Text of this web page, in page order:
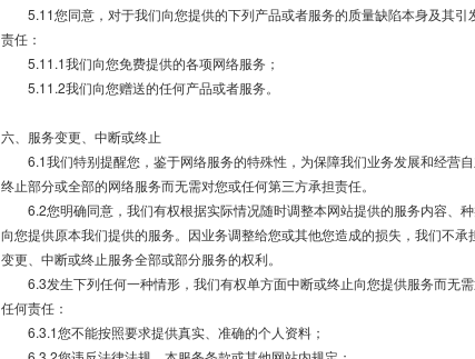
5.11您同意，对于我们向您提供的下列产品或者服务的质量缺陷本身及其引
责任：
5.11.1我们向您免费提供的各项网络服务；
5.11.2我们向您赠送的任何产品或者服务。
六、服务变更、中断或终止
6.1我们特别提醒您，鉴于网络服务的特殊性，为保障我们业务发展和经营
终止部分或全部的网络服务而无需对您或任何第三方承担责任。
6.2您明确同意，我们有权根据实际情况随时调整本网站提供的服务内容、
向您提供原本我们提供的服务。因业务调整给您或其他您造成的损失，我们不
变更、中断或终止服务全部或部分服务的权利。
6.3发生下列任何一种情形，我们有权单方面中断或终止向您提供服务而无
任何责任：
6.3.1您不能按照要求提供真实、准确的个人资料；